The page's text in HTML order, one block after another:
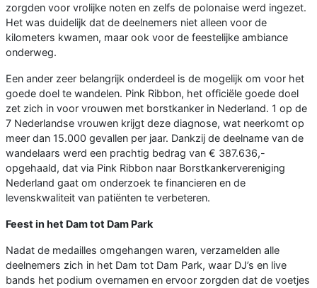
zorgden voor vrolijke noten en zelfs de polonaise werd ingezet.
Het was duidelijk dat de deelnemers niet alleen voor de
kilometers kwamen, maar ook voor de feestelijke ambiance
onderweg.
Een ander zeer belangrijk onderdeel is de mogelijk om voor het
goede doel te wandelen. Pink Ribbon, het officiële goede doel
zet zich in voor vrouwen met borstkanker in Nederland. 1 op de
7 Nederlandse vrouwen krijgt deze diagnose, wat neerkomt op
meer dan 15.000 gevallen per jaar. Dankzij de deelname van de
wandelaars werd een prachtig bedrag van € 387.636,-
opgehaald, dat via Pink Ribbon naar Borstkankervereniging
Nederland gaat om onderzoek te financieren en de
levenskwaliteit van patiënten te verbeteren.
Feest in het Dam tot Dam Park
Nadat de medailles omgehangen waren, verzamelden alle
deelnemers zich in het Dam tot Dam Park, waar DJ’s en live
bands het podium overnamen en ervoor zorgden dat de voetjes